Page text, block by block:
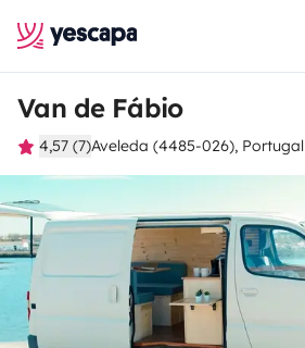
Van de Fábio
4,57 (7)Aveleda (4485-026), Portugal